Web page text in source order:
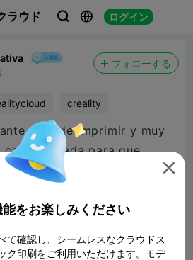
ラウド   ログイン
フォローする
creality
facil de imprimir y muy
nada para que
entre si las dos

をお楽しみください
て確認し、シームレスなクラウドス
ク印刷をご利用いただけます。モデ